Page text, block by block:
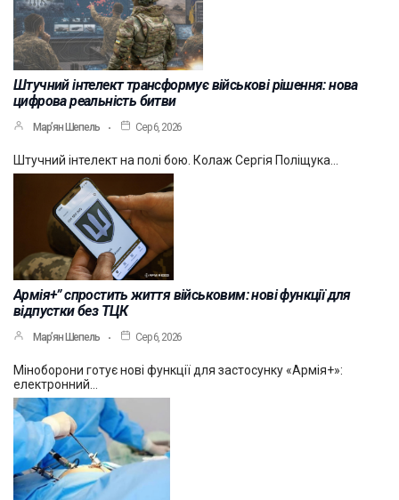
Штучний інтелект трансформує військові рішення: нова
цифрова реальність битви
Мар’ян Шепель Сер 6, 2026
Штучний інтелект на полі бою. Колаж Сергія Поліщука…
Армія+” спростить життя військовим: нові функції для
відпустки без ТЦК
Мар’ян Шепель Сер 6, 2026
Міноборони готує нові функції для застосунку «Армія+»:
електронний…